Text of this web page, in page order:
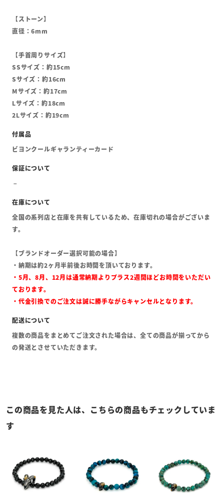
【ストーン】
直径：6mm
【手首周りサイズ】
SSサイズ：約15cm
Sサイズ：約16cm
Mサイズ：約17cm
Lサイズ：約18cm
2Lサイズ：約19cm
ビヨンクールギャランティーカード
全国の系列店と在庫を共有しているため、在庫切れの場合がございま
す。
【ブランドオーダー選択可能の場合】
・納期は約2ヶ月半前後お時間を頂いております。
・5月、8月、12月は通常納期よりプラス2週間ほどお時間をいただい
ております。
・代金引換でのご注文は誠に勝手ながらキャンセルとなります。
複数の商品をまとめてご注文された場合は、全ての商品が揃ってから
の発送とさせていただきます。
この商品を見た人は、こちらの商品もチェックしていま
す